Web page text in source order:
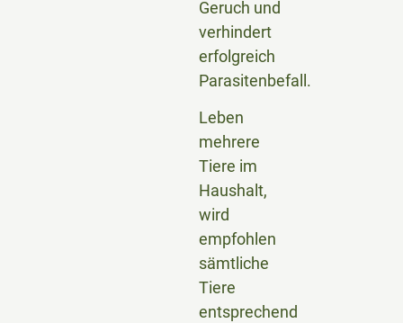
Geruch und
verhindert
erfolgreich
Parasitenbefall.
Leben
mehrere
Tiere im
Haushalt,
wird
empfohlen
sämtliche
Tiere
entsprechend